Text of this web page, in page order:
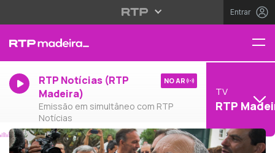
Entrar
RTP Notícias (RTP
Madeira)
Emissão em simultâneo com RTP
Notícias
NO AR
TV
RTP